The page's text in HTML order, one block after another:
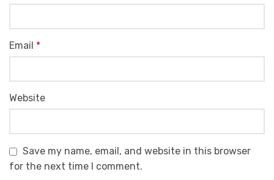
Email *
Website
Save my name, email, and website in this browser
for the next time I comment.